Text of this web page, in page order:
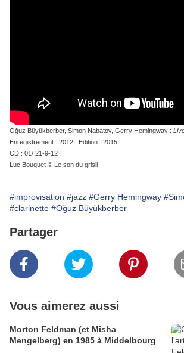
Oğuz Büyükberber, Simon Nabatov, Gerry Hemingway :
Enregistrement : 2012. Edition : 2015.
CD : 01/ 21-9-12
Luc Bouquet © Le son du grisli
#improvisation #jazz #Gerry Hemingway
#clarinette #Oğuz Büyükberber
Partager
Vous aimerez aussi
Morton Feldman (et Misha
Mengelberg) en 1985 à Middelbourg